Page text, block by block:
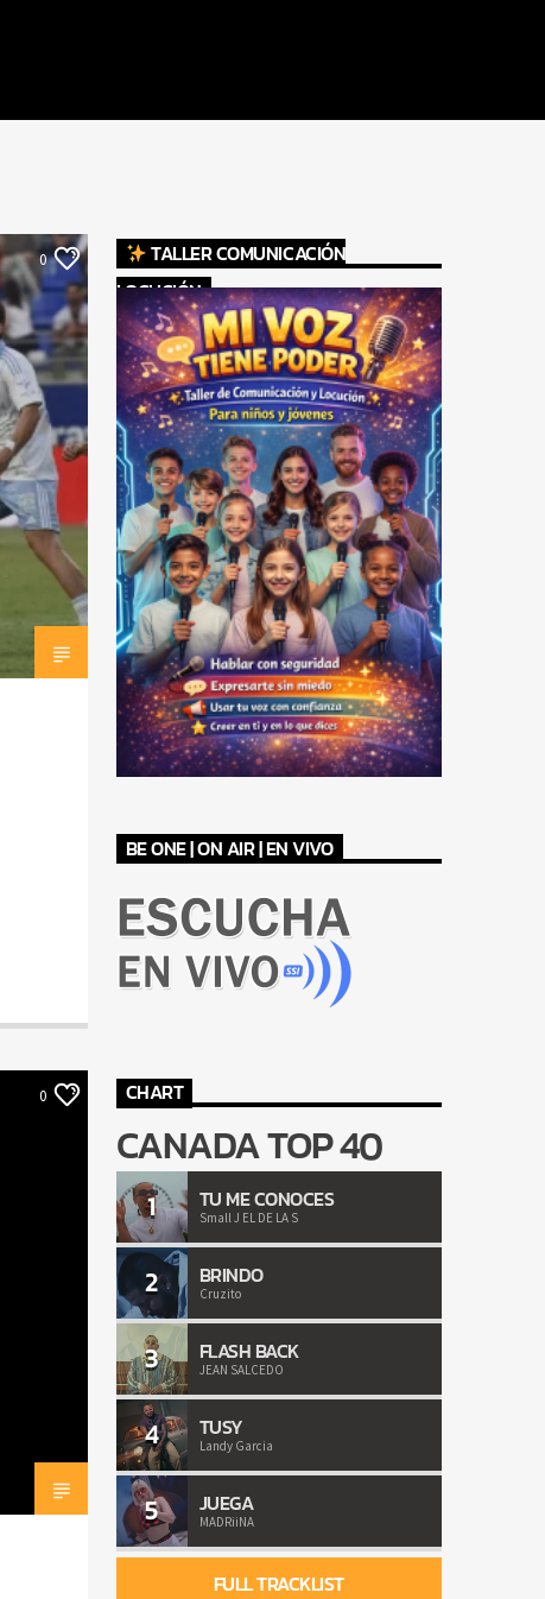
0
0
TALLER COMUNICACIÓN
LOCUCIÓN
BE ONE | ON AIR | EN VIVO
CHART
CANADA TOP 40
1 TU ME CONOCES
Small J EL DE LA S
2 BRINDO
Cruzito
3 FLASH BACK
JEAN SALCEDO
4 TUSY
Landy Garcia
5 JUEGA
MADRiiNA
FULL TRACKLIST